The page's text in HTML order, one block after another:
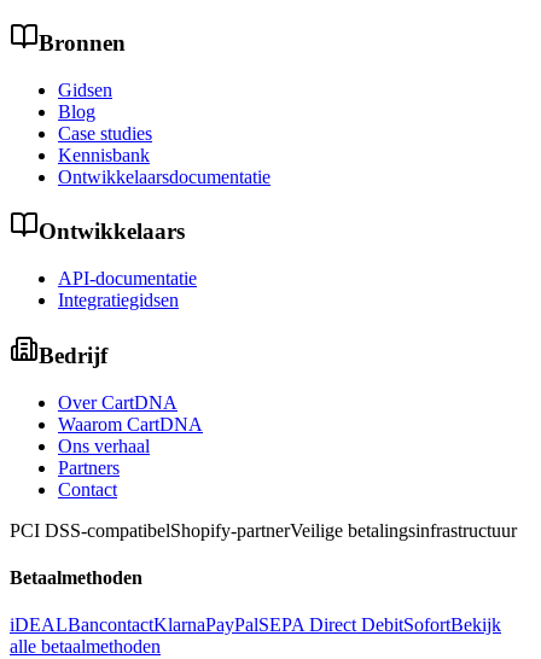
Bronnen
Gidsen
Blog
Case studies
Kennisbank
Ontwikkelaarsdocumentatie
Ontwikkelaars
API-documentatie
Integratiegidsen
Bedrijf
Over CartDNA
Waarom CartDNA
Ons verhaal
Partners
Contact
PCI DSS-compatibelShopify-partnerVeilige betalingsinfrastructuur
Betaalmethoden
iDEALBancontactKlarnaPayPalSEPA Direct DebitSofortBekijk
alle betaalmethoden